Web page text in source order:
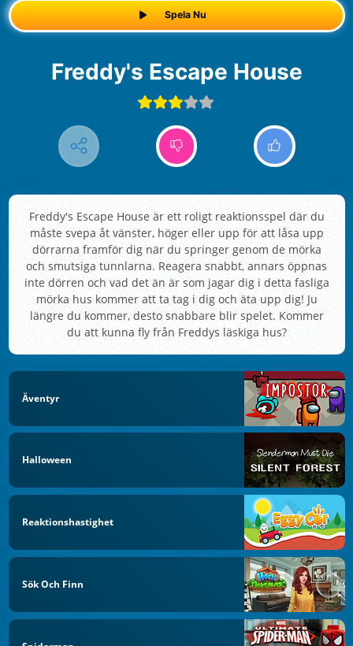
Spela Nu
Freddy's Escape House
Freddy's Escape House är ett roligt reaktionsspel där du
måste svepa åt vänster, höger eller upp för att låsa upp
dörrarna framför dig när du springer genom de mörka
och smutsiga tunnlarna. Reagera snabbt, annars öppnas
inte dörren och vad det än är som jagar dig i detta fasliga
mörka hus kommer att ta tag i dig och äta upp dig! Ju
längre du kommer, desto snabbare blir spelet. Kommer
du att kunna fly från Freddys läskiga hus?
Äventyr
Halloween
Reaktionshastighet
Sök Och Finn